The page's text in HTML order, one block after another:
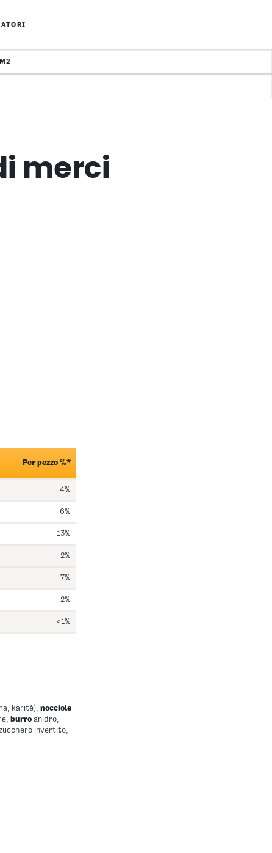
merci
Per pezzo %*
4%
6%
13%
2%
7%
2%
<1%
karitè), nocciole
burro anidro,
invertito,